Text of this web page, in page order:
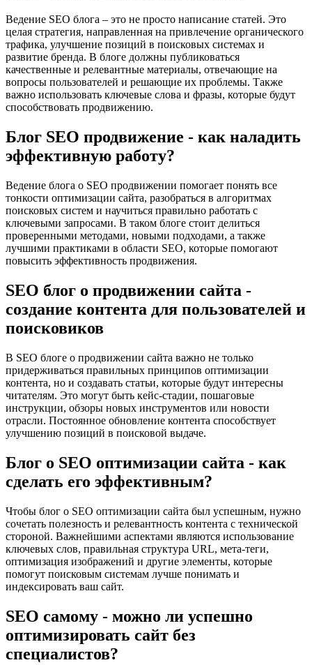
Ведение SEO блога – это не просто написание статей. Это
целая стратегия, направленная на привлечение органического
трафика, улучшение позиций в поисковых системах и
развитие бренда. В блоге должны публиковаться
качественные и релевантные материалы, отвечающие на
вопросы пользователей и решающие их проблемы. Также
важно использовать ключевые слова и фразы, которые будут
способствовать продвижению.
Блог SEO продвижение - как наладить
эффективную работу?
Ведение блога о SEO продвижении помогает понять все
тонкости оптимизации сайта, разобраться в алгоритмах
поисковых систем и научиться правильно работать с
ключевыми запросами. В таком блоге стоит делиться
проверенными методами, новыми подходами, а также
лучшими практиками в области SЕО, которые помогают
повысить эффективность продвижения.
SEO блог о продвижении сайта -
создание контента для пользователей и
поисковиков
В SEO блоге о продвижении сайта важно не только
придерживаться правильных принципов оптимизации
контента, но и создавать статьи, которые будут интересны
читателям. Это могут быть кейс-стадии, пошаговые
инструкции, обзоры новых инструментов или новости
отрасли. Постоянное обновление контента способствует
улучшению позиций в поисковой выдаче.
Блог о SEO оптимизации сайта - как
сделать его эффективным?
Чтобы блог о SEO оптимизации сайта был успешным, нужно
сочетать полезность и релевантность контента с технической
стороной. Важнейшими аспектами являются использование
ключевых слов, правильная структура URL, мета-теги,
оптимизация изображений и другие элементы, которые
помогут поисковым системам лучше понимать и
индексировать ваш сайт.
SEO самому - можно ли успешно
оптимизировать сайт без
специалистов?